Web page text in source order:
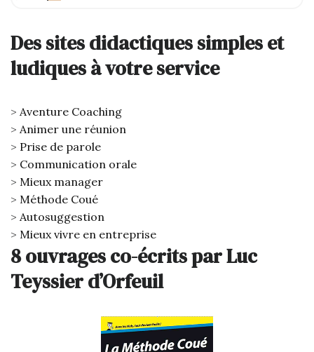
Des sites didactiques simples et
ludiques à votre service
Aventure Coaching
Animer une réunion
Prise de parole
Communication orale
Mieux manager
Méthode Coué
Autosuggestion
Mieux vivre en entreprise
8 ouvrages co-écrits par Luc
Teyssier d’Orfeuil